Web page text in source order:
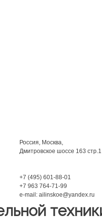
Россия, Москва,
Дмитровское шоссе 163 стр.1
+7 (495) 601-88-01
+7 963 764-71-99
e-mail: ailinskoe@yandex.ru